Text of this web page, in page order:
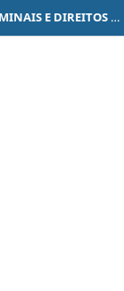
III CONGRESSO NACIONAL CIÊNCIAS CRIMINAIS E DIREITOS HUMANOS